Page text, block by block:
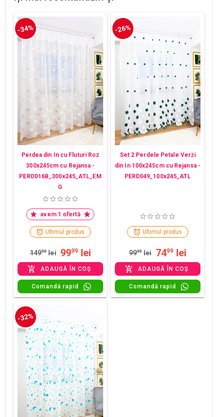
-34%
Perdea din In cu Fluturi Roz
300x245cm cu Rejansa -
PERD016B_300x245_ATL_EM
G
avem 1 ofertă
Ultimul produs
14999 lei 9999 lei
ADAUGĂ ÎN COȘ
Comandă rapid
-26%
Set 2 Perdele Petale Verzi
din In 100x245cm cu Rejansa -
PERD049_100x245_ATL
Ultimul produs
9999 lei 7499 lei
ADAUGĂ ÎN COȘ
Comandă rapid
-32%